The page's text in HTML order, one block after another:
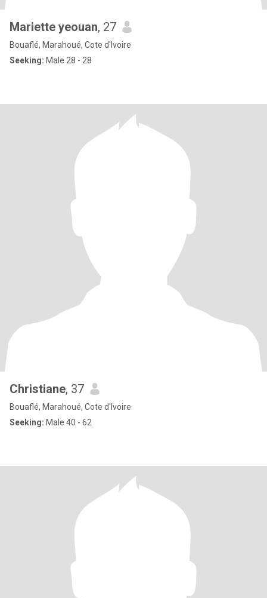
Mariette yeouan, 27
Bouaflé, Marahoué, Cote d'Ivoire
Seeking: Male 28 - 28
Christiane, 37
Bouaflé, Marahoué, Cote d'Ivoire
Seeking: Male 40 - 62